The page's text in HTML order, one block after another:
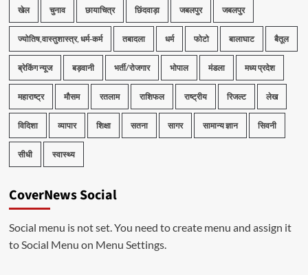
खेल चुनाव छायाचित्र छिंदवाड़ा जबलपुर जबलपुर
ज्योतिष,वास्तुशास्त्र, धर्म-कर्म तबादला धर्म फोटो बालाघाट बैतूल
ब्रेकिंग न्यूज बड़वानी भर्ती/रोजगार भोपाल मंडला मध्य प्रदेश
महाराष्ट्र मौसम रतलाम राशिफल राष्ट्रीय रिजल्ट लेख
विदिशा व्यापार शिक्षा सतना सागर सामान्य ज्ञान सिवनी
सीधी स्वास्थ्य
CoverNews Social
Social menu is not set. You need to create menu and assign it
to Social Menu on Menu Settings.